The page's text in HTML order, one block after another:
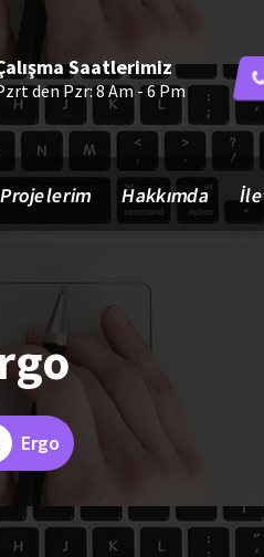
Saatlerimiz
den Pzr: 8 Am - 6 Pm
Projelerim Hakkımda
Ergo